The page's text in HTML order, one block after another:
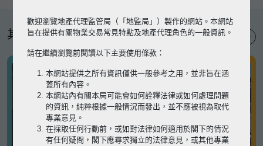
其他專題
歡迎瀏覽地產代理監管局（「地監局」）製作的網站。本網站
旨在提供有關物業交易常見特點及地產代理角色的一般資訊。
請在繼續瀏覽前閱讀以下主要使用條款：
本網站提供之所有資訊僅供一般參考之用，並非旨在涵
蓋所有內容。
本網站內有關本局可能會如何詮釋法律或如何處理問題
的資訊，純粹根據一般情況而發出，並不應被視為取代
專業意見。
在採取任何行動前，或如對法律如何適用於閣下的情況
有任何疑問，閣下應尋求獨立的法律意見，或其他專業